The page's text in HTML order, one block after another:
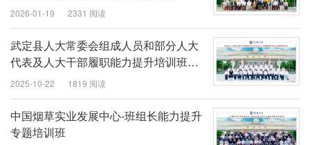
2026-01-19 2331 阅读
武定县人大常委会组成人员和部分人大
代表及人大干部履职能力提升培训班开
班
2025-10-22 1819 阅读
中国烟草实业发展中心-班组长能力提升
专题培训班